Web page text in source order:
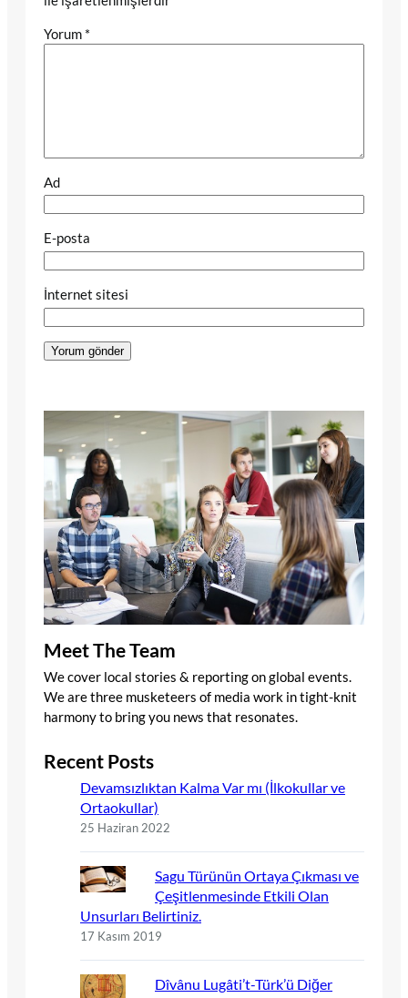
Yorum *
Ad
E-posta
İnternet sitesi
Meet The Team
We cover local stories & reporting on global events.
We are three musketeers of media work in tight-knit
harmony to bring you news that resonates.
Recent Posts
Devamsızlıktan Kalma Var mı (İlkokullar ve
Ortaokullar)
25 Haziran 2022
Sagu Türünün Ortaya Çıkması ve
Çeşitlenmesinde Etkili Olan
Unsurları Belirtiniz.
17 Kasım 2019
Dîvânu Lugâti’t-Türk’ü Diğer